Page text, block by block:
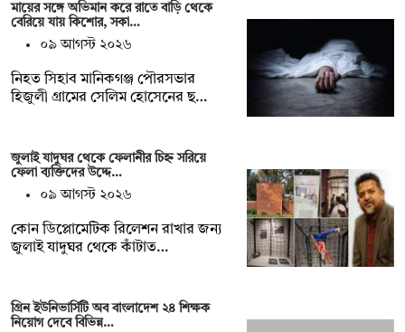
মায়ের সঙ্গে অভিমান করে রাতে বাড়ি থেকে
বেরিয়ে যায় কিশোর, সকা…
০৯ আগস্ট ২০২৬
নিহত সিহাব মানিকগঞ্জ পৌরসভার
হিজুলী গ্রামের সেলিম হোসেনের ছ…
জুলাই যাদুঘর থেকে ফেলানীর চিহ্ন সরিয়ে
ফেলা ব্যক্তিদের উদ্দে…
০৯ আগস্ট ২০২৬
কোন ডিপ্লোমেটিক রিলেশন রাখার জন‍্য
জুলাই যাদুঘর থেকে কাঁটাত…
গ্রিন ইউনিভার্সিটি অব বাংলাদেশ ২৪ শিক্ষক
নিয়োগ দেবে বিভিন্ন…